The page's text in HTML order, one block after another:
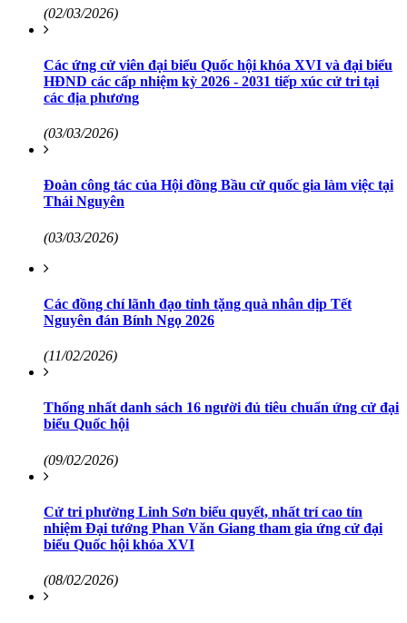
(02/03/2026)
Các ứng cử viên đại biểu Quốc hội khóa XVI và đại biểu
HĐND các cấp nhiệm kỳ 2026 - 2031 tiếp xúc cử tri tại
các địa phương
(03/03/2026)
Đoàn công tác của Hội đồng Bầu cử quốc gia làm việc tại
Thái Nguyên
(03/03/2026)
Các đồng chí lãnh đạo tỉnh tặng quà nhân dịp Tết
Nguyên đán Bính Ngọ 2026
(11/02/2026)
Thống nhất danh sách 16 người đủ tiêu chuẩn ứng cử đại
biểu Quốc hội
(09/02/2026)
Cử tri phường Linh Sơn biểu quyết, nhất trí cao tín
nhiệm Đại tướng Phan Văn Giang tham gia ứng cử đại
biểu Quốc hội khóa XVI
(08/02/2026)